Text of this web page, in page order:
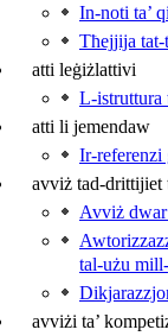
In-noti ta’
Tħejjija
atti leġiżlattivi
L-istruttura
atti li jemendaw
Ir-referenzi
avviż tad-drittijiet
Avviż
tal‑użu
avviżi ta’